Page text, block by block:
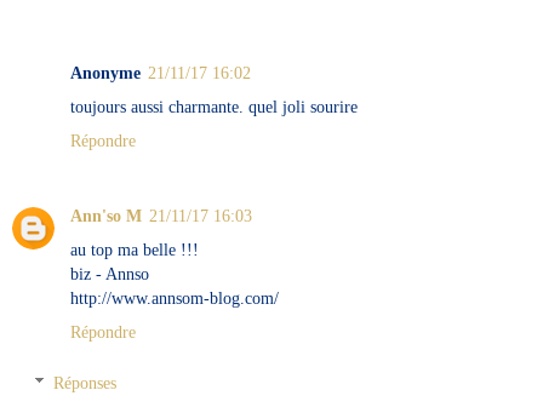
Anonyme 21/11/17 16:02
toujours aussi charmante. quel joli sourire
Répondre
Ann'so M 21/11/17 16:03
au top ma belle !!!
biz - Annso
http://www.annsom-blog.com/
Répondre
Réponses